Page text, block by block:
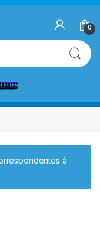
0
à